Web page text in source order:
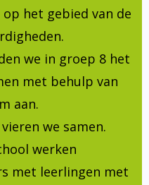
het gebied van de
we in groep 8 het
met behulp van
aan.
we samen.
werken
met leerlingen met